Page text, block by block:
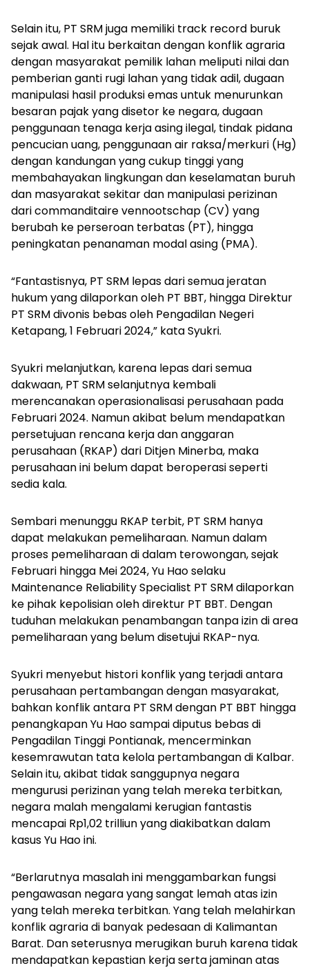
Selain itu, PT SRM juga memiliki track record buruk
sejak awal. Hal itu berkaitan dengan konflik agraria
dengan masyarakat pemilik lahan meliputi nilai dan
pemberian ganti rugi lahan yang tidak adil, dugaan
manipulasi hasil produksi emas untuk menurunkan
besaran pajak yang disetor ke negara, dugaan
penggunaan tenaga kerja asing ilegal, tindak pidana
pencucian uang, penggunaan air raksa/merkuri (Hg)
dengan kandungan yang cukup tinggi yang
membahayakan lingkungan dan keselamatan buruh
dan masyarakat sekitar dan manipulasi perizinan
daricommanditaire vennootschap (CV) yang
berubah ke perseroan terbatas (PT), hingga
peningkatan penanaman modal asing (PMA).
“Fantastisnya, PT SRM lepas dari semua jeratan
hukum yang dilaporkan oleh PT BBT, hingga Direktur
PT SRM divonis bebas oleh Pengadilan Negeri
Ketapang, 1 Februari 2024,” kata Syukri.
Syukri melanjutkan, karena lepas dari semua
dakwaan, PT SRM selanjutnya kembali
merencanakan operasionalisasi perusahaan pada
Februari 2024. Namun akibat belum mendapatkan
persetujuan rencana kerja dan anggaran
perusahaan (RKAP) dari Ditjen Minerba, maka
perusahaan ini belum dapat beroperasi seperti
sedia kala.
Sembari menunggu RKAP terbit, PT SRM hanya
dapat melakukan pemeliharaan. Namun dalam
proses pemeliharaan di dalam terowongan, sejak
Februari hingga Mei 2024, Yu Hao selaku
Maintenance Reliability Specialist PT SRM dilaporkan
ke pihak kepolisian oleh direktur PT BBT. Dengan
tuduhan melakukan penambangan tanpa izin di area
pemeliharaan yang belum disetujui RKAP-nya.
Syukri menyebut histori konflik yang terjadi antara
perusahaan pertambangan dengan masyarakat,
bahkan konflik antara PT SRM dengan PT BBT hingga
penangkapan Yu Hao sampai diputus bebas di
Pengadilan Tinggi Pontianak, mencerminkan
kesemrawutan tata kelola pertambangan di Kalbar.
Selain itu, akibat tidak sanggupnya negara
mengurusi perizinan yang telah mereka terbitkan,
negara malah mengalami kerugian fantastis
mencapai Rp1,02 trilliun yang diakibatkan dalam
kasus Yu Hao ini.
“Berlarutnya masalah ini menggambarkan fungsi
pengawasan negara yang sangat lemah atas izin
yang telah mereka terbitkan. Yang telah melahirkan
konflik agraria di banyak pedesaan di Kalimantan
Barat. Dan seterusnya merugikan buruh karena tidak
mendapatkan kepastian kerja serta jaminan atas